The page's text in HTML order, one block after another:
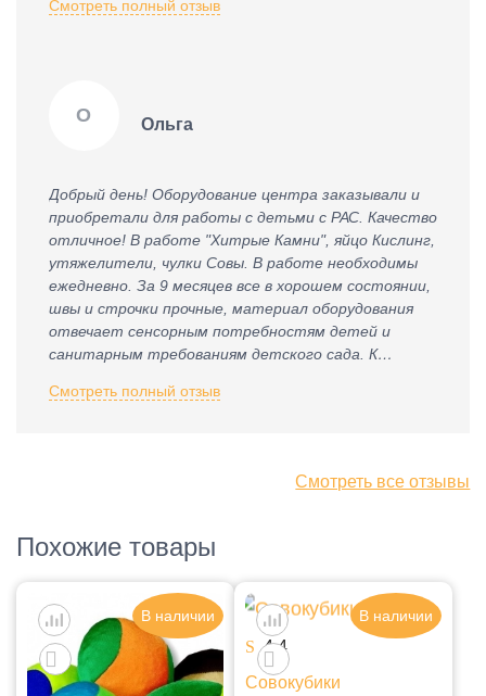
Смотреть полный отзыв
О Ольга
Добрый день! Оборудование центра заказывали и
приобретали для работы с детьми с РАС. Качество
отличное! В работе "Хитрые Камни", яйцо Кислинг,
утяжелители, чулки Совы. В работе необходимы
ежедневно. За 9 месяцев все в хорошем состоянии,
швы и строчки прочные, материал оборудования
отвечает сенсорным потребностям детей и
санитарным требованиям детского сада. К
Смотреть полный отзыв
Смотреть все отзывы
Похожие товары
В наличии В наличии
4.4
Совокубики